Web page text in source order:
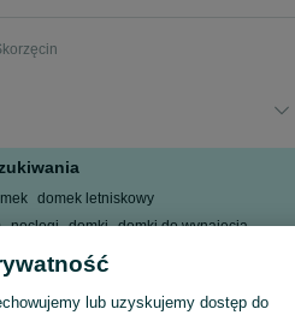
domek letniskowy
noclegi domki domki do wynajęcia
lub uzyskujemy dostęp do